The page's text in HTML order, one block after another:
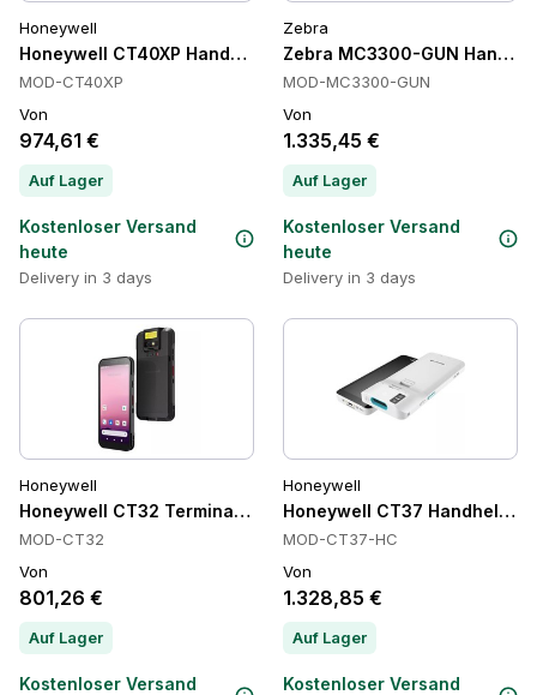
Honeywell
Honeywell CT40XP Handheld-Terminals
MOD-CT40XP
Von
974,61 €
Auf Lager
Kostenloser Versand
heute
Delivery in 3 days
Zebra
Zebra MC3300-GUN
MOD-MC3300-GUN
Von
1.335,45 €
Auf Lager
Kostenloser Versand
heute
Delivery in 3 days
Honeywell
Honeywell CT32 Terminal Handheld-Computer, Wi-Fi 6E,
MOD-CT32
Von
801,26 €
Auf Lager
Kostenloser Versand
Honeywell
Honeywell CT37 Handheld-
MOD-CT37-HC
Von
1.328,85 €
Auf Lager
Kostenloser Versand